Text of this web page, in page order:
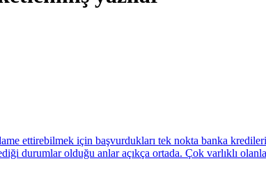
ettirebilmek için başvurdukları tek nokta banka
durumlar olduğu anlar açıkça ortada. Çok varlıklı